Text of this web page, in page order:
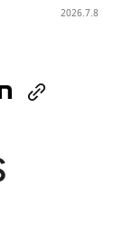
2026.7.8